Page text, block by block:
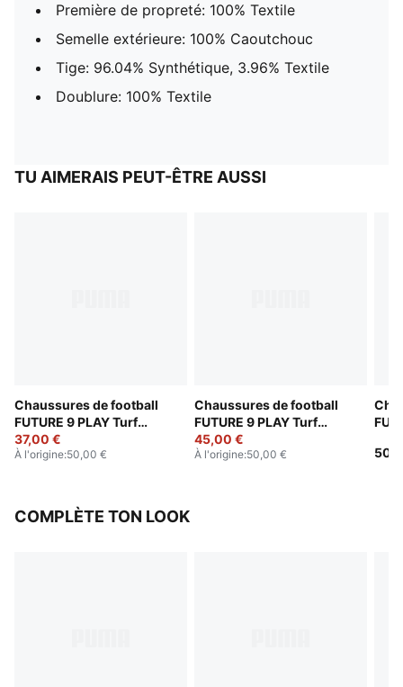
Première de propreté: 100% Textile
Semelle extérieure: 100% Caoutchouc
Tige: 96.04% Synthétique, 3.96% Textile
Doublure: 100% Textile
TU AIMERAIS PEUT-ÊTRE AUSSI
Chaussures de football
FUTURE 9 PLAY Turf
Enfant et Adolescent
37,00 €
À l'origine:50,00 €
Chaussures de football
FUTURE 9 PLAY Turf
Enfant et Adolescent
45,00 €
À l'origine:50,00 €
COMPLÈTE TON LOOK